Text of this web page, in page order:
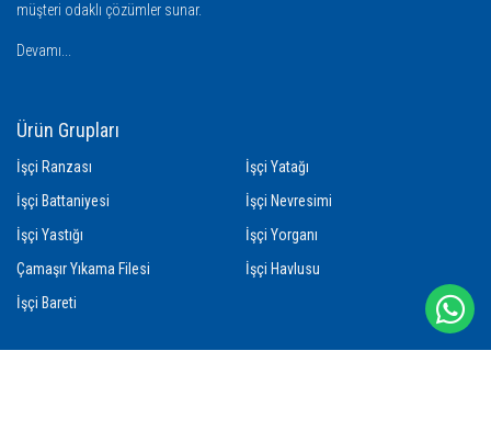
müşteri odaklı çözümler sunar.
Devamı...
Ürün Grupları
İşçi Ranzası
İşçi Yatağı
İşçi Battaniyesi
İşçi Nevresimi
İşçi Yastığı
İşçi Yorganı
Çamaşır Yıkama Filesi
İşçi Havlusu
İşçi Bareti